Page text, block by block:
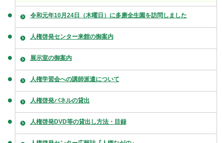
令和元年10月24日（木曜日）に多磨全生園を訪問しました
人権啓発センター来館の御案内
展示室の御案内
人権学習会への講師派遣について
人権啓発パネルの貸出
人権啓発DVD等の貸出し方法・目録